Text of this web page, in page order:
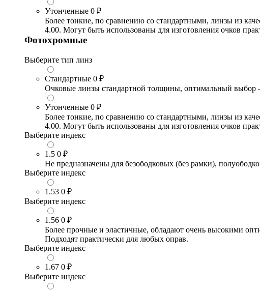
Утонченные 0 ₽
Более тонкие, по сравнению со стандартными, линзы из
4.00. Могут быть использованы для изготовления очков
Фотохромные
Выберите тип линз
Стандартные 0 ₽
Очковые линзы стандартной толщины, оптимальный выбор
Утонченные 0 ₽
Более тонкие, по сравнению со стандартными, линзы из
4.00. Могут быть использованы для изготовления очков
Выберите индекс
1.5 0 ₽
Не предназначены для безободковых (без рамки),
Выберите индекс
1.53 0 ₽
Выберите индекс
1.56 0 ₽
Более прочные и эластичные, обладают очень высокими
Подходят практически для любых оправ.
Выберите индекс
1.67 0 ₽
Выберите индекс